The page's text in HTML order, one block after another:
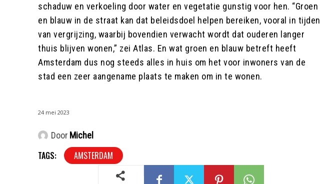
schaduw en verkoeling door water en vegetatie gunstig voor hen. “Groen
en blauw in de straat kan dat beleidsdoel helpen bereiken, vooral in tijden
van vergrijzing, waarbij bovendien verwacht wordt dat ouderen langer
thuis blijven wonen,” zei Atlas. En wat groen en blauw betreft heeft
Amsterdam dus nog steeds alles in huis om het voor inwoners van de
stad een zeer aangename plaats te maken om in te wonen.
24 mei 2023
Door Michel
TAGS: AMSTERDAM